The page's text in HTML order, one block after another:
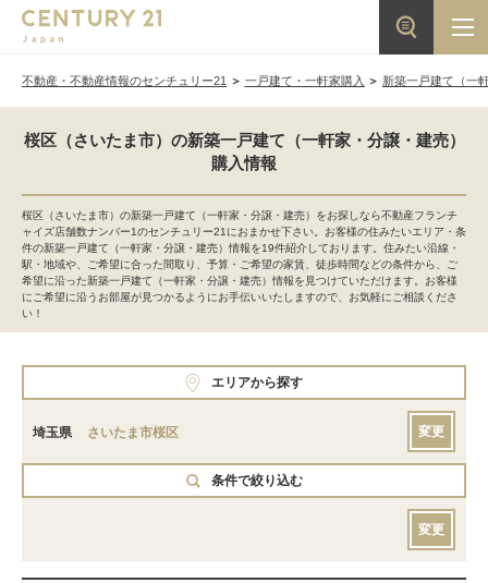
不動産・不動産情報のセンチュリー21 一戸建て・一軒家購入 新築一戸建て（一
桜区（さいたま市）の新築一戸建て（一軒家・分譲・建売）
購入情報
桜区（さいたま市）の新築一戸建て（一軒家・分譲・建売）をお探しなら不動産フランチ
ャイズ店舗数ナンバー1のセンチュリー21におまかせ下さい。お客様の住みたいエリア・条
件の新築一戸建て（一軒家・分譲・建売）情報を19件紹介しております。住みたい沿線・
駅・地域や、ご希望に合った間取り、予算・ご希望の家賃、徒歩時間などの条件から、ご
希望に沿った新築一戸建て（一軒家・分譲・建売）情報を見つけていただけます。お客様
にご希望に沿うお部屋が見つかるようにお手伝いいたしますので、お気軽にご相談くださ
い！
エリアから探す
埼玉県 さいたま市桜区 変更
条件で絞り込む
変更